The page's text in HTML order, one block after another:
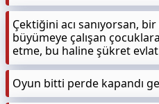
Çektiğini acı sanıyorsan, bir
büyümeye çalışan
etme, bu haline şükret
Oyun bitti perde kapandı